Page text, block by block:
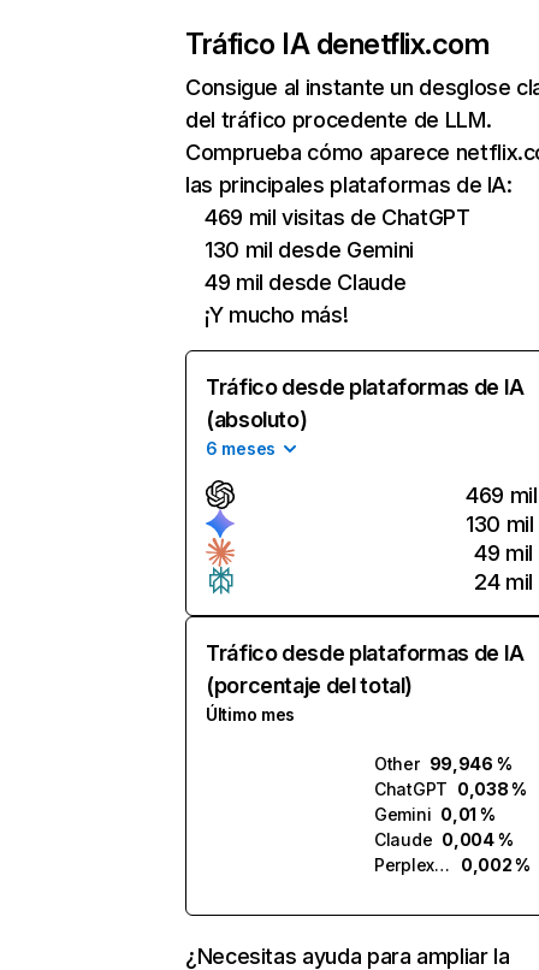
Tráfico IA denetflix.com
Consigue al instante un desglose
del tráfico procedente de LLM.
Comprueba cómo aparece
las principales plataformas de IA:
469 mil visitas de ChatGPT
130 mil desde Gemini
49 mil desde Claude
¡Y mucho más!
Tráfico desde plataformas de IA
(absoluto)
6 meses
469 mil
130 mil
49 mil
24 mil
Tráfico desde plataformas de IA
(porcentaje del total)
Último mes
Other 99,946 %
ChatGPT 0,038 %
Gemini 0,01 %
Claude 0,004 %
Perplexity
0,002 %
¿Necesitas ayuda para ampliar la